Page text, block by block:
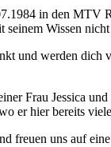
in den
seinem Wissen
und werden
Frau Jessica
er hier bereits
uns auf